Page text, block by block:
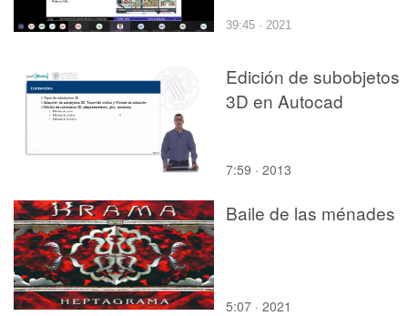
39:45 · 2021
Edición de subobjetos
3D en Autocad
7:59 · 2013
Baile de las ménades
5:07 · 2021